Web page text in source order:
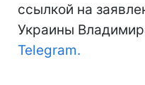
ссылкой на
Украины
Telegram.